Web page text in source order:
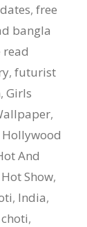
, free
bangla
read
, futurist
, Girls
,
Hollywood
And
Hot Show,
, India,
,